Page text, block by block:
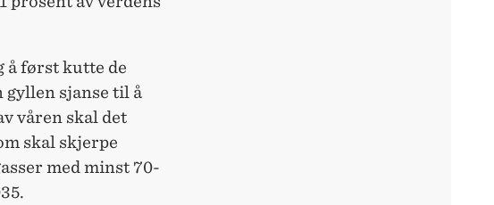
å først kutte de
sjanse til å
våren skal det
skal skjerpe
med minst 70-